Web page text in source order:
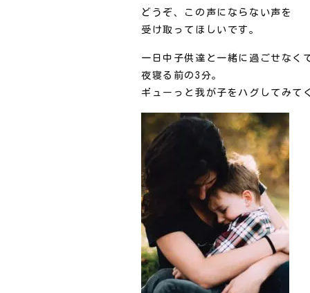
どうぞ、この声にならない声を
受け取ってほしいです。
一日中子供達と一緒に過ごせなく
夜寝る前の3分。
ギューっと我が子をハグしてみて